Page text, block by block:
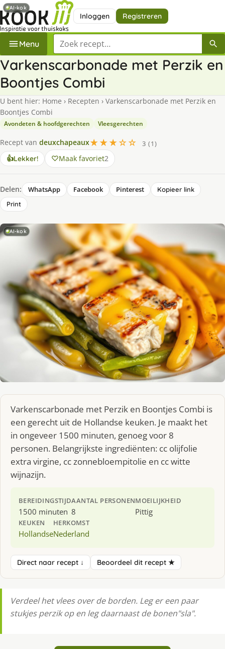
Inloggen Registreren
Menu Zoek een recept
Varkenscarbonade met Perzik en
Boontjes Combi
U bent hier: Home › Recepten › Varkenscarbonade met Perzik en
Boontjes Combi
Avondeten & hoofdgerechten Vleesgerechten
Recept van deuxchapeaux★★★☆☆
3 (1)
👍Lekker! Maak favoriet2
Delen: WhatsApp Facebook Pinterest
Kopieer link
Print
AI-kok
Varkenscarbonade met Perzik en Boontjes Combi is
een gerecht uit de Hollandse keuken. Je maakt het
in ongeveer 1500 minuten, genoeg voor 8
personen. Belangrijkste ingrediënten: cc olijfolie
extra virgine, cc zonnebloempitolie en cc witte
wijnazijn.
BEREIDINGSTIJD
1500 minuten
AANTAL PERSONEN
8
MOEILIJKHEID
Pittig
KEUKEN
Hollandse
HERKOMST
Nederland
Direct naar recept ↓ Beoordeel dit recept ★
Verdeel het vlees over de borden. Leg er een paar
stukjes perzik op en leg daarnaast de bonen"sla".
AI-kok